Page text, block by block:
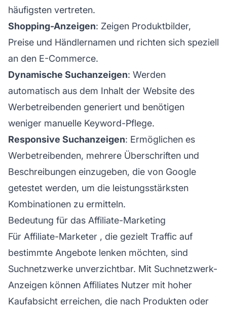
häufigsten vertreten.
Shopping-Anzeigen: Zeigen Produktbilder,
Preise und Händlernamen und richten sich speziell
an den E-Commerce.
Dynamische Suchanzeigen: Werden
automatisch aus dem Inhalt der Website des
Werbetreibenden generiert und benötigen
weniger manuelle Keyword-Pflege.
Responsive Suchanzeigen: Ermöglichen es
Werbetreibenden, mehrere Überschriften und
Beschreibungen einzugeben, die von Google
getestet werden, um die leistungsstärksten
Kombinationen zu ermitteln.
Bedeutung für das Affiliate-Marketing
Für Affiliate-Marketer , die gezielt Traffic auf
bestimmte Angebote lenken möchten, sind
Suchnetzwerke unverzichtbar. Mit Suchnetzwerk-
Anzeigen können Affiliates Nutzer mit hoher
Kaufabsicht erreichen, die nach Produkten oder